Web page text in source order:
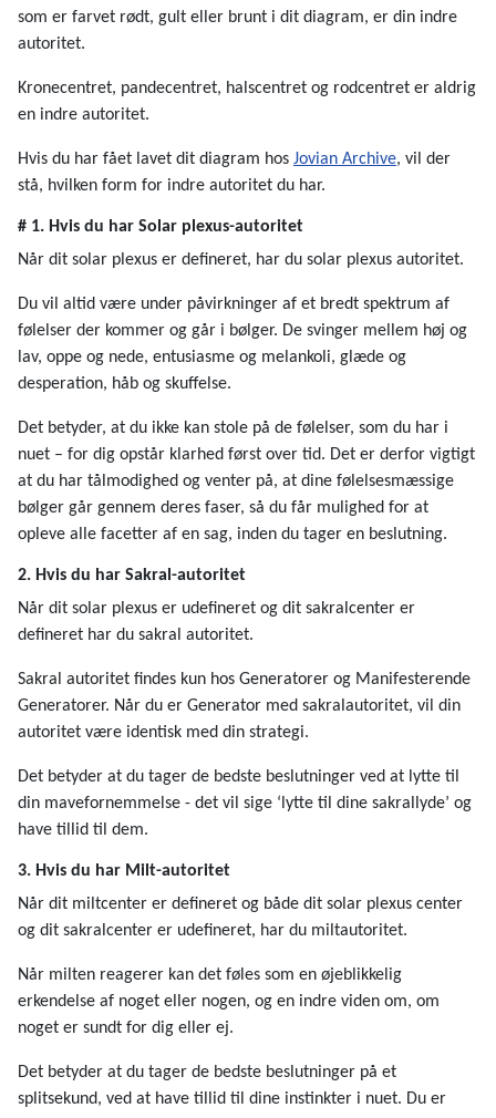
som er farvet rødt, gult eller brunt i dit diagram, er din indre
autoritet.
Kronecentret, pandecentret, halscentret og rodcentret er aldrig
en indre autoritet.
Hvis du har fået lavet dit diagram hos Jovian Archive, vil der
stå, hvilken form for indre autoritet du har.
# 1. Hvis du har Solar plexus-autoritet
Når dit solar plexus er defineret, har du solar plexus autoritet.
Du vil altid være under påvirkninger af et bredt spektrum af
følelser der kommer og går i bølger. De svinger mellem høj og
lav, oppe og nede, entusiasme og melankoli, glæde og
desperation, håb og skuffelse.
Det betyder, at du ikke kan stole på de følelser, som du har i
nuet – for dig opstår klarhed først over tid. Det er derfor vigtigt
at du har tålmodighed og venter på, at dine følelsesmæssige
bølger går gennem deres faser, så du får mulighed for at
opleve alle facetter af en sag, inden du tager en beslutning.
2. Hvis du har Sakral-autoritet
Når dit solar plexus er udefineret og dit sakralcenter er
defineret har du sakral autoritet.
Sakral autoritet findes kun hos Generatorer og Manifesterende
Generatorer. Når du er Generator med sakralautoritet, vil din
autoritet være identisk med din strategi.
Det betyder at du tager de bedste beslutninger ved at lytte til
din mavefornemmelse - det vil sige ‘lytte til dine sakrallyde’ og
have tillid til dem.
3. Hvis du har Milt-autoritet
Når dit miltcenter er defineret og både dit solar plexus center
og dit sakralcenter er udefineret, har du miltautoritet.
Når milten reagerer kan det føles som en øjeblikkelig
erkendelse af noget eller nogen, og en indre viden om, om
noget er sundt for dig eller ej.
Det betyder at du tager de bedste beslutninger på et
splitsekund, ved at have tillid til dine instinkter i nuet. Du er